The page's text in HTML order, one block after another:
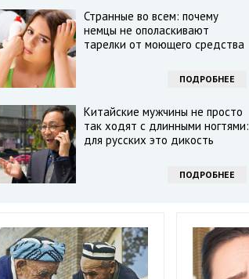
Странные во всем: почему
немцы не ополаскивают
тарелки от моющего средства
ПОДРОБНЕЕ
Китайские мужчины не просто
так ходят с длинными ногтями:
для русских это дикость
ПОДРОБНЕЕ